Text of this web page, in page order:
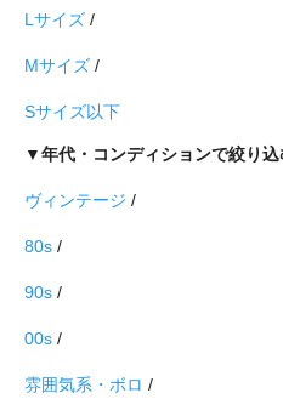
Lサイズ /
Mサイズ /
Sサイズ以下
▼年代・コンディションで絞り込
ヴィンテージ /
80s /
90s /
00s /
雰囲気系・ボロ /